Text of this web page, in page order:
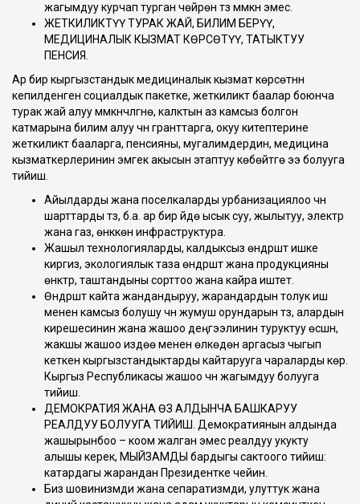
жагымдуу курчап турган чөйрөнү түзүү мүмкүн эмес.
ЖЕТКИЛИКТҮҮ ТУРАК ЖАЙ, БИЛИМ БЕРҮҮ,
МЕДИЦИНАЛЫК КЫЗМАТ КӨРСӨТҮҮ, ТАТЫКТУУ
ПЕНСИЯ.
Ар бир кыргызстандык медициналык кызмат көрсөтүүнүн
кепилденген социалдык пакетке, жеткиликтүү баалар боюнча
турак жай алуу мүмкүнчүлүгүнө, калктын аз камсыз болгон
катмарына билим алуу үчүн гранттарга, окуу китептерине
жеткиликтүү бааларга, пенсияны, мугалимдердин, медицина
кызматкерлеринин эмгек акысын этаптуу көбөйтүүгө ээ болууга
тийиш.
Айылдарды жана поселкаларды урбанизациялоо үчүн
шарттарды түзүү, б.а. ар бир үйдө ысык суу, жылытуу, электр
жана газ, өнүккөн инфраструктура.
Жашыл технологияларды, калдыксыз өндүрүштү ишке
киргизүү, экологиялык таза өндүрүштү жана продукцияны
өнүктүрүү, таштандыны сорттоо жана кайра иштетүү.
Өндүрүштү кайта жандандыруу, жарандардын толук иш
менен камсыз болушу үчүн жумуш орундарын түзүү, алардын
кирешесинин жана жашоо деңгээлинин туруктуу өсүшүн,
жакшы жашоо издөө менен өлкөдөн аргасыз чыгып
кеткен кыргызстандыктарды кайтарууга чараларды көрүү.
Кыргыз Республикасы жашоо үчүн жагымдуу болууга
тийиш.
ДЕМОКРАТИЯ ЖАНА ӨЗ АЛДЫНЧА БАШКАРУУ
РЕАЛДУУ БОЛУУГА ТИЙИШ. Демократиянын алдында
жашырынбоо – коом жалган эмес реалдуу укукту
алышы керек, МЫЙЗАМДЫ бардыгы сактоого тийиш:
катардагы жарандан Президентке чейин.
Биз шовинизмди жана сепаратизмди, улуттук жана